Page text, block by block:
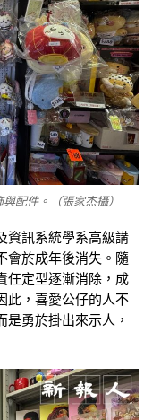
配件。（張家杰攝）
資訊系統學系高級講
會於成年後消失。隨
任定型逐漸消除，成
此，喜愛公仔的人不
勇於掛出來示人，